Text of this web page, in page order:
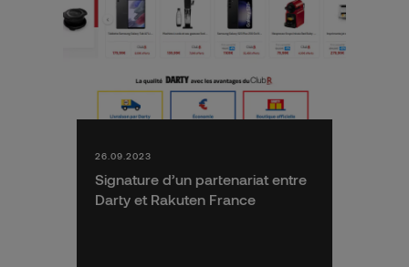
Signature d’un partenariat entre
Darty et Rakuten France
26.09.2023